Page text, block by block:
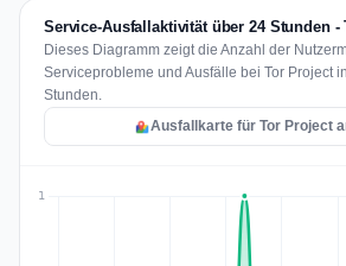
Service-Ausfallaktivität über 24 Stunden -
Dieses Diagramm zeigt die Anzahl der
Serviceprobleme und Ausfälle bei Tor Project
Stunden.
Ausfallkarte für Tor Project